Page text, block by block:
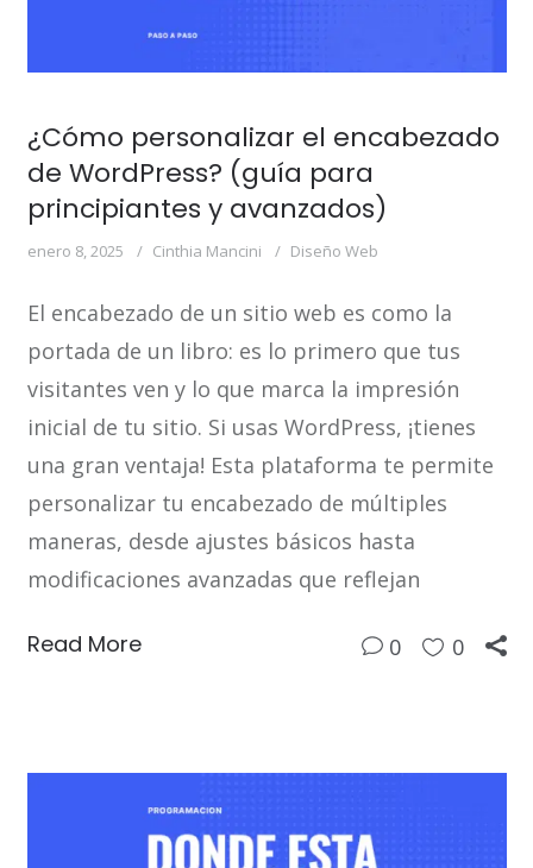
¿Cómo personalizar el encabezado
de WordPress? (guía para
principiantes y avanzados)
enero 8, 2025 Cinthia Mancini Diseño Web
El encabezado de un sitio web es como la
portada de un libro: es lo primero que tus
visitantes ven y lo que marca la impresión
inicial de tu sitio. Si usas WordPress, ¡tienes
una gran ventaja! Esta plataforma te permite
personalizar tu encabezado de múltiples
maneras, desde ajustes básicos hasta
modificaciones avanzadas que reflejan
Read More 0 0